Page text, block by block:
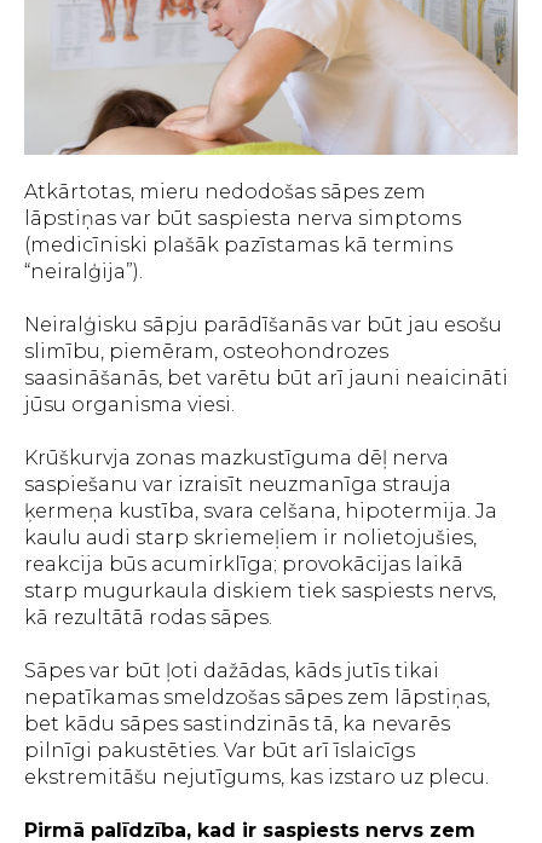
Atkārtotas, mieru nedodošas sāpes zem
lāpstiņas var būt saspiesta nerva simptoms
(medicīniski plašāk pazīstamas kā termins
“neiralģija”).
Neiralģisku sāpju parādīšanās var būt jau esošu
slimību, piemēram, osteohondrozes
saasināšanās, bet varētu būt arī jauni neaicināti
jūsu organisma viesi.
Krūškurvja zonas mazkustīguma dēļ nerva
saspiešanu var izraisīt neuzmanīga strauja
ķermeņa kustība, svara celšana, hipotermija. Ja
kaulu audi starp skriemeļiem ir nolietojušies,
reakcija būs acumirklīga; provokācijas laikā
starp mugurkaula diskiem tiek saspiests nervs,
kā rezultātā rodas sāpes.
Sāpes var būt ļoti dažādas, kāds jutīs tikai
nepatīkamas smeldzošas sāpes zem lāpstiņas,
bet kādu sāpes sastindzinās tā, ka nevarēs
pilnīgi pakustēties. Var būt arī īslaicīgs
ekstremitāšu nejutīgums, kas izstaro uz plecu.
Pirmā palīdzība, kad ir saspiests nervs zem